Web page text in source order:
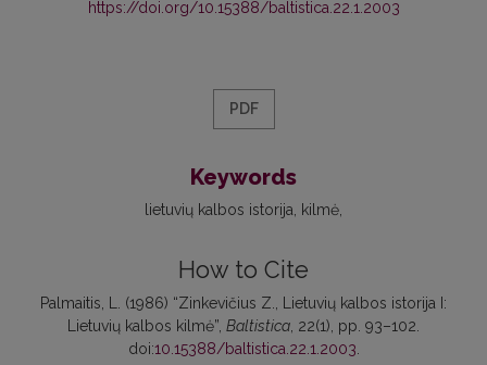
https://doi.org/10.15388/baltistica.22.1.2003
PDF
Keywords
lietuvių kalbos istorija kilmė
How to Cite
Palmaitis, L. (1986) “Zinkevičius Z., Lietuvių kalbos istorija I:
Lietuvių kalbos kilmė”, Baltistica, 22(1), pp. 93–102.
doi:10.15388/baltistica.22.1.2003.